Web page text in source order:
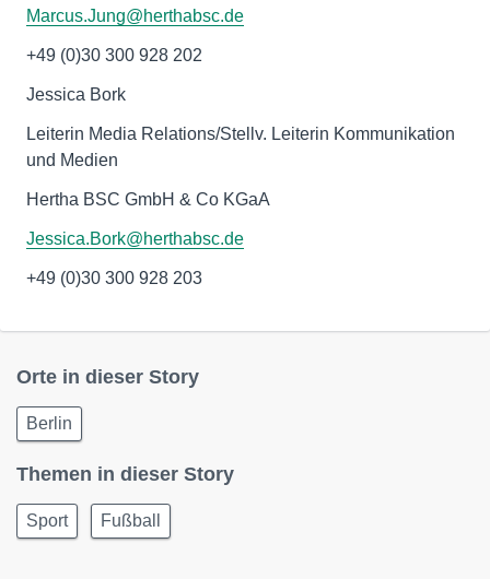
Marcus.Jung@herthabsc.de
+49 (0)30 300 928 202
Jessica Bork
Leiterin Media Relations/Stellv. Leiterin Kommunikation
und Medien
Hertha BSC GmbH & Co KGaA
Jessica.Bork@herthabsc.de
+49 (0)30 300 928 203
Orte in dieser Story
Berlin
Themen in dieser Story
Sport Fußball